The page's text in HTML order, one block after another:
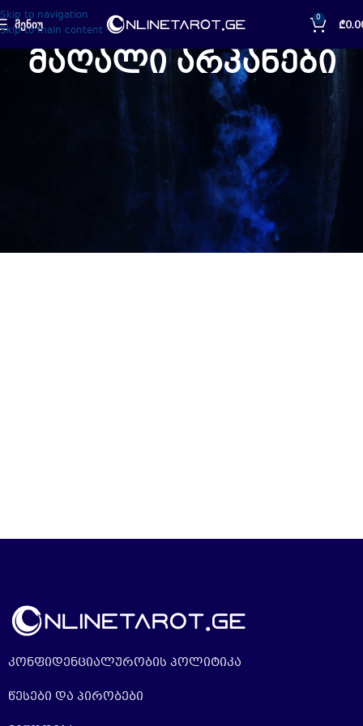
Skip to navigation
Skip to main content
ᲛᲔᲜᲘᲣ 0 ₾
მაღალი არკანები
კონფიდენციალურობის პოლიტიკა
წესები და პირობები